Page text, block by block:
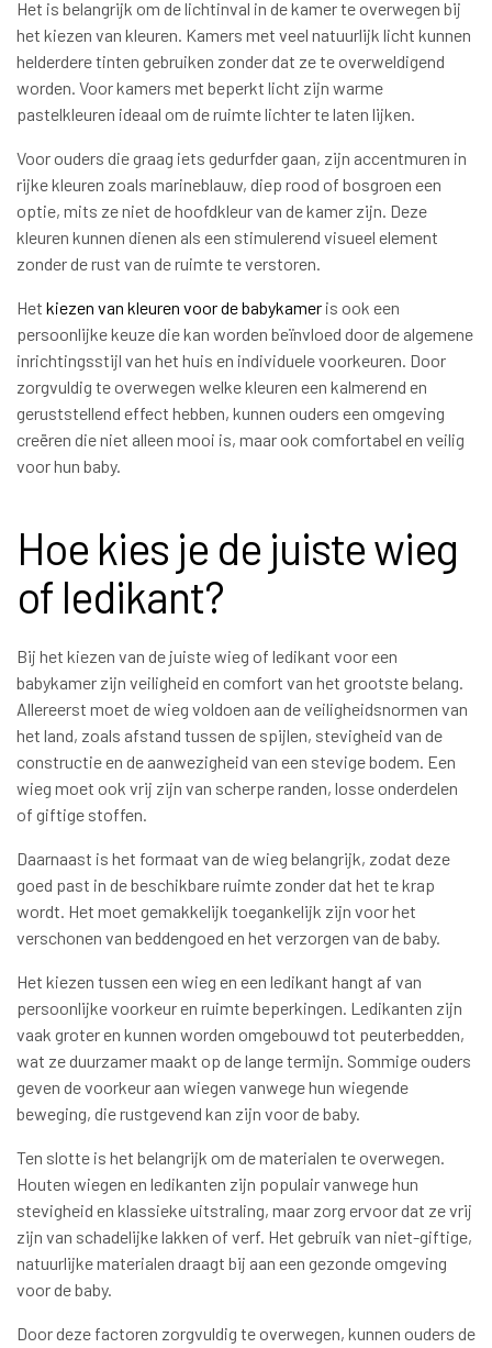
Het is belangrijk om de lichtinval in de kamer te overwegen bij
het kiezen van kleuren. Kamers met veel natuurlijk licht kunnen
helderdere tinten gebruiken zonder dat ze te overweldigend
worden. Voor kamers met beperkt licht zijn warme
pastelkleuren ideaal om de ruimte lichter te laten lijken.
Voor ouders die graag iets gedurfder gaan, zijn accentmuren in
rijke kleuren zoals marineblauw, diep rood of bosgroen een
optie, mits ze niet de hoofdkleur van de kamer zijn. Deze
kleuren kunnen dienen als een stimulerend visueel element
zonder de rust van de ruimte te verstoren.
Het kiezen van kleuren voor de babykamer is ook een
persoonlijke keuze die kan worden beïnvloed door de algemene
inrichtingsstijl van het huis en individuele voorkeuren. Door
zorgvuldig te overwegen welke kleuren een kalmerend en
geruststellend effect hebben, kunnen ouders een omgeving
creëren die niet alleen mooi is, maar ook comfortabel en veilig
voor hun baby.
Hoe kies je de juiste wieg
of ledikant?
Bij het kiezen van de juiste wieg of ledikant voor een
babykamer zijn veiligheid en comfort van het grootste belang.
Allereerst moet de wieg voldoen aan de veiligheidsnormen van
het land, zoals afstand tussen de spijlen, stevigheid van de
constructie en de aanwezigheid van een stevige bodem. Een
wieg moet ook vrij zijn van scherpe randen, losse onderdelen
of giftige stoffen.
Daarnaast is het formaat van de wieg belangrijk, zodat deze
goed past in de beschikbare ruimte zonder dat het te krap
wordt. Het moet gemakkelijk toegankelijk zijn voor het
verschonen van beddengoed en het verzorgen van de baby.
Het kiezen tussen een wieg en een ledikant hangt af van
persoonlijke voorkeur en ruimte beperkingen. Ledikanten zijn
vaak groter en kunnen worden omgebouwd tot peuterbedden,
wat ze duurzamer maakt op de lange termijn. Sommige ouders
geven de voorkeur aan wiegen vanwege hun wiegende
beweging, die rustgevend kan zijn voor de baby.
Ten slotte is het belangrijk om de materialen te overwegen.
Houten wiegen en ledikanten zijn populair vanwege hun
stevigheid en klassieke uitstraling, maar zorg ervoor dat ze vrij
zijn van schadelijke lakken of verf. Het gebruik van niet-giftige,
natuurlijke materialen draagt bij aan een gezonde omgeving
voor de baby.
Door deze factoren zorgvuldig te overwegen, kunnen ouders de